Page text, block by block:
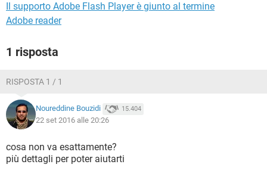
Il supporto Adobe Flash Player è giunto al termine
Adobe reader
1 risposta
RISPOSTA 1 / 1
Noureddine Bouzidi 15.404
22 set 2016 alle 20:26
cosa non va esattamente?
più dettagli per poter aiutarti